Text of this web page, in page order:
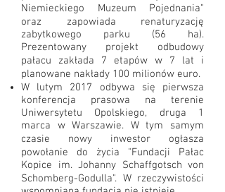
Niemieckiego Muzeum Pojednania"
oraz zapowiada renaturyzację
zabytkowego parku (56 ha).
Prezentowany projekt odbudowy
pałacu zakłada 7 etapów w 7 lat i
planowane nakłady 100 milionów euro.
W lutym 2017 odbywa się pierwsza
konferencja prasowa na terenie
Uniwersytetu Opolskiego, druga 1
marca w Warszawie. W tym samym
czasie nowy inwestor ogłasza
powołanie do życia "Fundacji Pałac
Kopice im. Johanny Schaffgotsch von
Schomberg-Godulla". W rzeczywistości